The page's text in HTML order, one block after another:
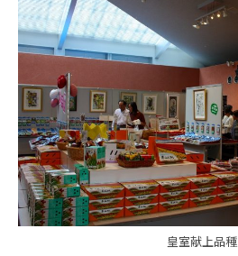
皇室献上品種